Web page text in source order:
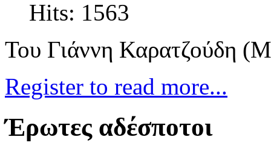
Hits: 1563
Του Γιάννη Καρατζούδη
Register to read more...
Έρωτες αδέσποτοι